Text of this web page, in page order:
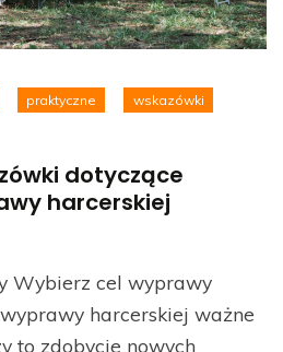
praktyczne
wskazówki
dotyczące
harcerskiej
Wybierz cel wyprawy
harcerskiej ważne
to zdobycie nowych